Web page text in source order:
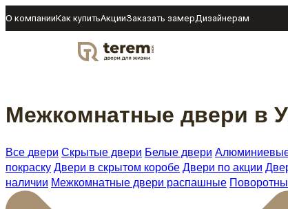
О компанииКак купитьАкцииЗаказать замер Дизайнерам
DOOR
Межкомнатные двери в
Все двери Скрытые двери Белые двери
покраску Двери в скрытом коробе Двери по акции
наличии Межкомнатные двери распашные